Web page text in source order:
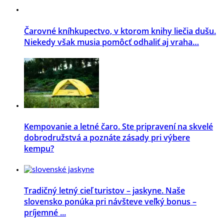
Čarovné kníhkupectvo, v ktorom knihy liečia dušu.
Niekedy však musia pomôcť odhaliť aj vraha…
Kempovanie a letné čaro. Ste pripravení na skvelé
dobrodružstvá a poznáte zásady pri výbere
kempu?
Tradičný letný cieľ turistov – jaskyne. Naše
slovensko ponúka pri návšteve veľký bonus –
príjemné ...